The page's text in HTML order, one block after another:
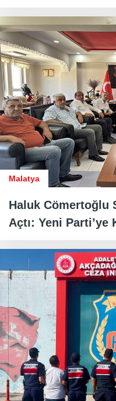
Malatya
Haluk Cömertoğlu
Açtı: Yeni Parti’ye